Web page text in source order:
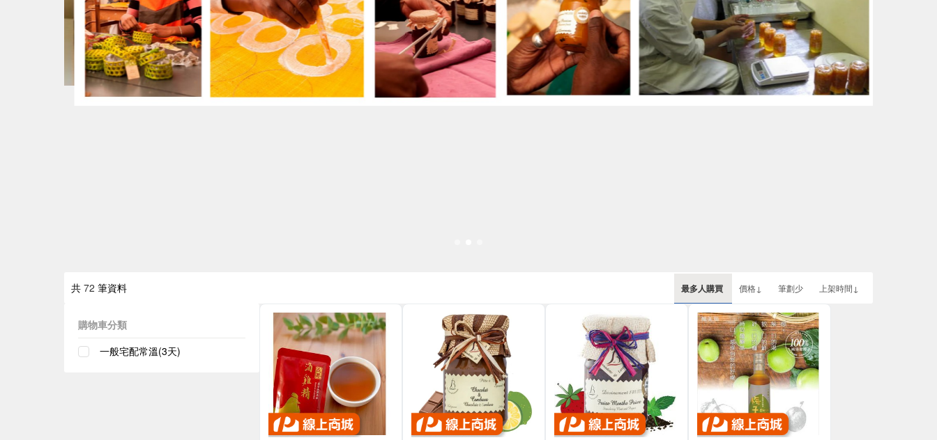
共 72 筆資料 最多人購買 價格↓ 筆劃少 上架時間↓
購物車分類
一般宅配常溫(3天)